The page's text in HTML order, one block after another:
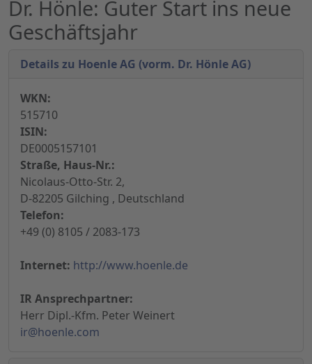
Dr. Hönle: Guter Start ins neue
Geschäftsjahr
Details zu Hoenle AG (vorm. Dr. Hönle AG)
WKN:
515710
ISIN:
DE0005157101
Straße, Haus-Nr.:
Nicolaus-Otto-Str. 2,
D-82205 Gilching , Deutschland
Telefon:
+49 (0) 8105 / 2083-173
Internet: http://www.hoenle.de
IR Ansprechpartner:
Herr Dipl.-Kfm. Peter Weinert
ir@hoenle.com